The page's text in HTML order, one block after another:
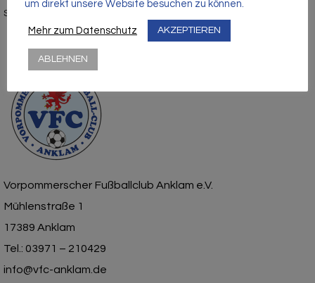
Stadion- und Hausordnung
Vorpommerscher Fußballclub Anklam e.V.
Mühlenstraße 1
17389 Anklam
Tel.: 03971 – 210429
info@vfc-anklam.de
um direkt unsere Website besuchen zu können.
Mehr zum Datenschutz AKZEPTIEREN
ABLEHNEN